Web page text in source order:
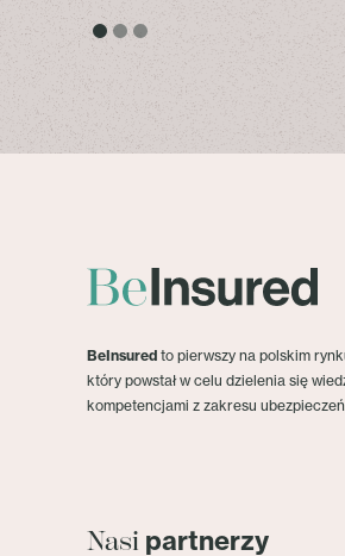
BeInsured to pierwszy na polskim
który powstał w celu dzielenia się
kompetencjami z zakresu
Nasi partnerzy